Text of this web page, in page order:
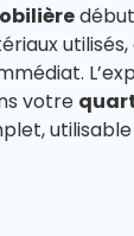
votre
utilisable